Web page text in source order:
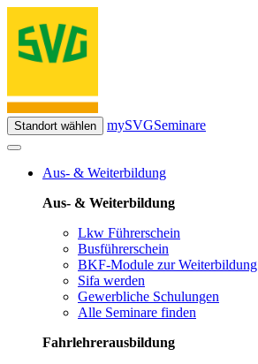
Standort wählen mySVGSeminare
Aus- & Weiterbildung
Aus- & Weiterbildung
Lkw Führerschein
Busführerschein
BKF-Module zur Weiterbildung
Sifa werden
Gewerbliche Schulungen
Alle Seminare finden
Fahrlehrerausbildung